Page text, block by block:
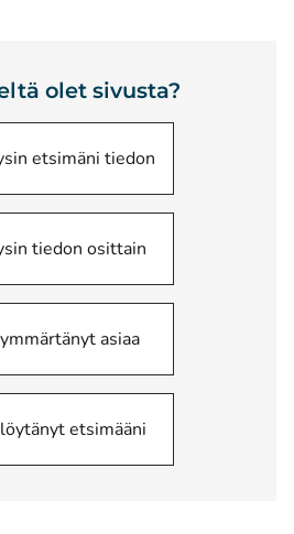
olet sivusta?
etsimäni tiedon
tiedon osittain
asiaa
etsimääni